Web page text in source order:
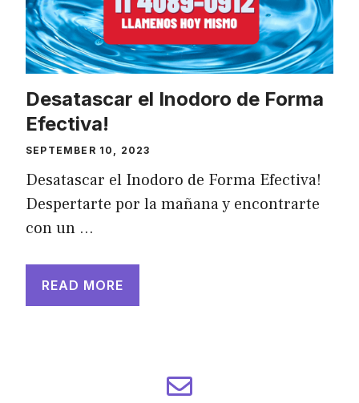
Desatascar el Inodoro de Forma
Efectiva!
SEPTEMBER 10, 2023
Desatascar el Inodoro de Forma Efectiva!
Despertarte por la mañana y encontrarte
con un …
READ MORE